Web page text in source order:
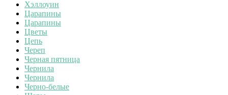
Хэллоуин
Царапины
Царапины
Цветы
Цепь
Череп
Черная пятница
Чернила
Чернила
Черно-белые